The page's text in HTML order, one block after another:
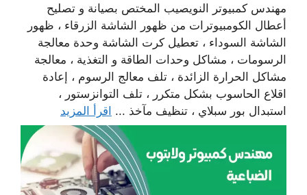
مهندس كمبيوتر النويصيب المختص بصيانة و تصليح
أعطال الكومبيوترات من ظهور الشاشة الزرقاء ، ظهور
الشاشة السوداء ، تعطيل كرت الشاشة وحدة معالجة
الرسومات ، مشاكل وحدات الطاقة و التغذية ، معالجة
مشاكل الحرارة الزائدة ، تلف معالج الرسوم ، إعادة
اقلاع الحاسوب بشكل متكرر ، تلف التوانزستور ،
استبدال بور سبلاي ، تنظيف مآخذ ... اقرأ المزيد